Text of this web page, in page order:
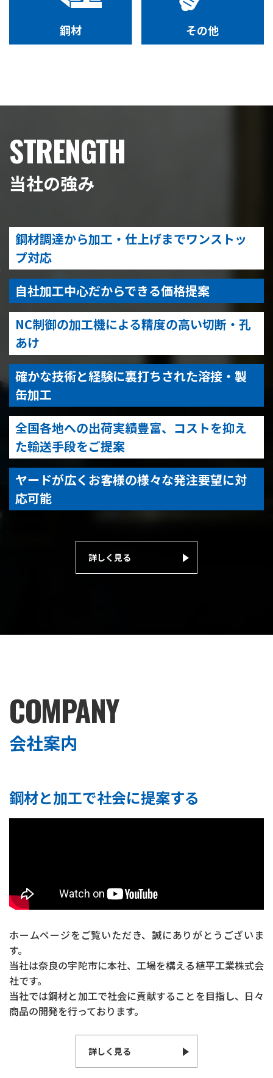
鋼材 その他
STRENGTH
当社の強み
鋼材調達から加工・仕上げまでワンストッ
プ対応
自社加工中心だからできる価格提案
NC制御の加工機による精度の高い切断・孔
あけ
確かな技術と経験に裏打ちされた溶接・製
缶加工
全国各地への出荷実績豊富、コストを抑え
た輸送手段をご提案
ヤードが広くお客様の様々な発注要望に対
応可能
詳しく見る
COMPANY
会社案内
鋼材と加工で社会に提案する
ホームページをご覧いただき、誠にありがとうございま
す。
当社は奈良の宇陀市に本社、工場を構える植平工業株式会
社です。
当社では鋼材と加工で社会に貢献することを目指し、日々
商品の開発を行っております。
詳しく見る